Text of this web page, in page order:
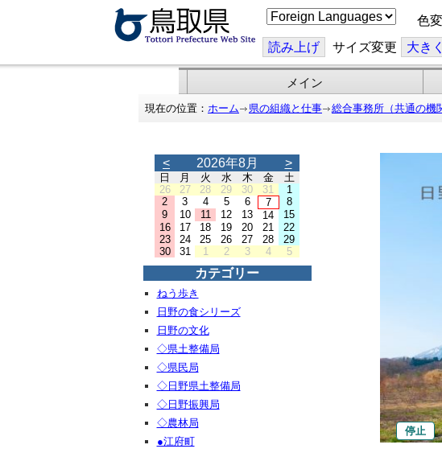
こ
の
ジ
を
訳
す
色
読み上げ サイズ変更 大き
メイン
現在の位置： ホーム 県の組織と仕事 総合事務所（共通の機
< 2026年8月 >
日 月 火 水 木 金
土
26
27 28 29 30 31
1
2
3 4 5 6 7
8
9
10 11 12 13 14
15
16
17 18 19 20 21
22
23
24 25 26 27 28
29
30
31 1 2 3 4 5
カテゴリー
ねう歩き
日野の食シリーズ
日野の文化
◇県土整備局
◇県民局
◇日野県土整備局
◇日野振興局
◇農林局
●江府町
停止